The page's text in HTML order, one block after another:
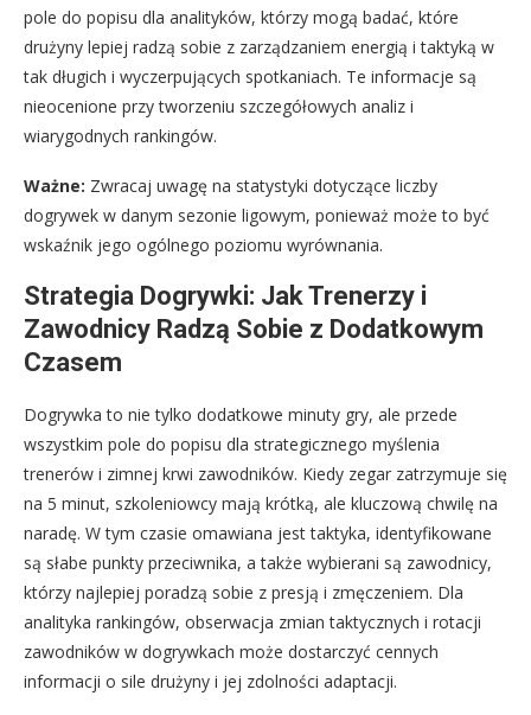
pole do popisu dla analityków, którzy mogą badać, które
drużyny lepiej radzą sobie z zarządzaniem energią i taktyką w
tak długich i wyczerpujących spotkaniach. Te informacje są
nieocenione przy tworzeniu szczegółowych analiz i
wiarygodnych rankingów.
Ważne: Zwracaj uwagę na statystyki dotyczące liczby
dogrywek w danym sezonie ligowym, ponieważ może to być
wskaźnik jego ogólnego poziomu wyrównania.
Strategia Dogrywki: Jak Trenerzy i
Zawodnicy Radzą Sobie z Dodatkowym
Czasem
Dogrywka to nie tylko dodatkowe minuty gry, ale przede
wszystkim pole do popisu dla strategicznego myślenia
trenerów i zimnej krwi zawodników. Kiedy zegar zatrzymuje się
na 5 minut, szkoleniowcy mają krótką, ale kluczową chwilę na
naradę. W tym czasie omawiana jest taktyka, identyfikowane
są słabe punkty przeciwnika, a także wybierani są zawodnicy,
którzy najlepiej poradzą sobie z presją i zmęczeniem. Dla
analityka rankingów, obserwacja zmian taktycznych i rotacji
zawodników w dogrywkach może dostarczyć cennych
informacji o sile drużyny i jej zdolności adaptacji.